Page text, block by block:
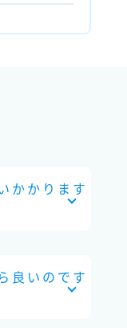
かかります
良いのです